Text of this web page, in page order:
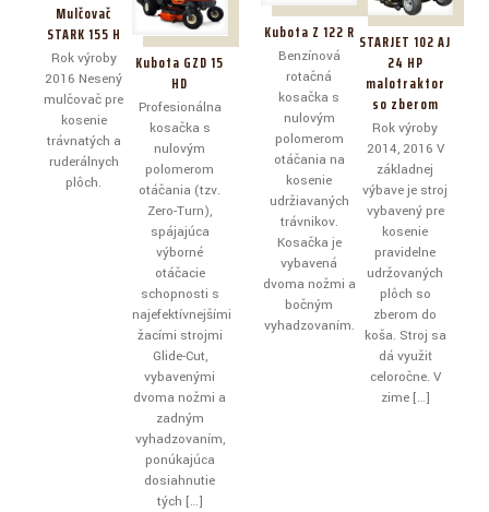
Mulčovač
STARK 155 H
Rok výroby
2016 Nesený
mulčovač pre
kosenie
trávnatých a
ruderálnych
plôch.
STARJET 102 AJ
24 HP
malotraktor
so zberom
Rok výroby
2014, 2016 V
základnej
výbave je stroj
vybavený pre
kosenie
pravidelne
udržovaných
plôch so
zberom do
koša. Stroj sa
dá využiť
celoročne. V
zime[…]
Kubota GZD 15
HD
Profesionálna
kosačka s
nulovým
polomerom
otáčania (tzv.
Zero-Turn),
spájajúca
výborné
otáčacie
schopnosti s
najefektívnejšími
žacími strojmi
Glide-Cut,
vybavenými
dvoma nožmi a
zadným
vyhadzovaním,
ponúkajúca
dosiahnutie
tých […]
Kubota Z 122 R
Benzínová
rotačná
kosačka s
nulovým
polomerom
otáčania na
kosenie
udržiavaných
trávnikov.
Kosačka je
vybavená
dvoma nožmi a
bočným
vyhadzovaním.